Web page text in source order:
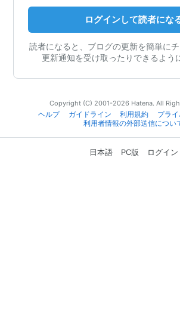
ログインして読者にな
読者になると、ブログの更新を簡単にチ
更新通知を受け取ったりできるよう
Copyright (C) 2001-2026 Hatena. All
ヘルプ
ガイドライン 利用規約
プラ
利用者情報の外部送信につい
日本語 PC版 ログイン